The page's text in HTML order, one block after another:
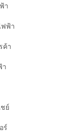
า
ฟฟ้า
ค้า
า
ย์
ร์